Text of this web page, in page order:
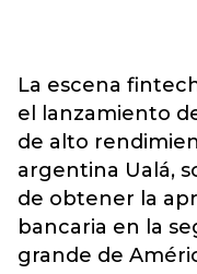
La escena
el lanzamiento
de alto
argentina Ualá,
de obtener la
bancaria en la
grande de